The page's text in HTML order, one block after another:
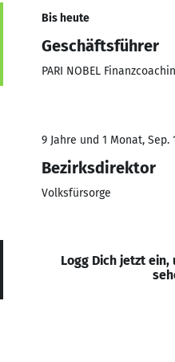
Bis heute
Geschäftsführer
PARI NOBEL
9 Jahre und 1 Monat, Sep.
Bezirksdirektor
Volksfürsorge
Logg Dich jetzt